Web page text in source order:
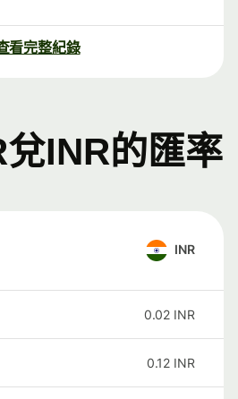
看完整紀錄
INR的匯率
INR
0.02 INR
0.12 INR